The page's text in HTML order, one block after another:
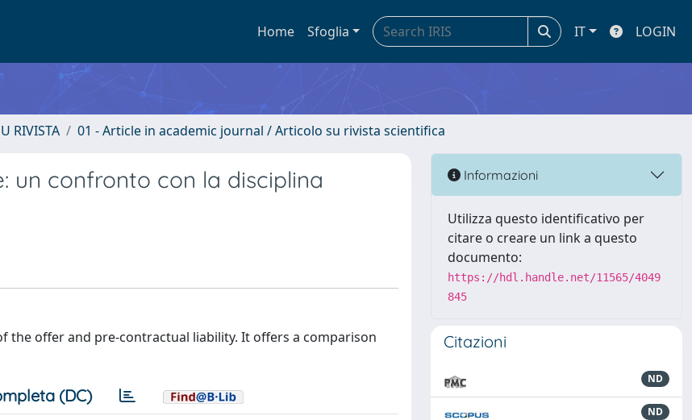
Home Sfoglia IT LOGIN
RIVISTA 01 - Article in academic journal / Articolo su rivista scientifica
un confronto con la disciplina
the offer and pre-contractual liability. It offers a comparison
(DC)
Informazioni
Utilizza questo identificativo per
citare o creare un link a questo
documento:
https://hdl.handle.net/11565/4049
845
Citazioni
ND
ND